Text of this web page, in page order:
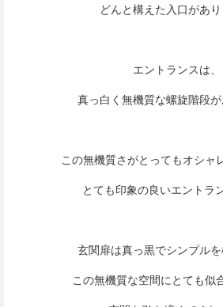
どんと構えた入口があり
エントランスは、
真っ白く無機質な螺旋階段が
この無機質さがとってもオシャ
とても印象の良いエントラ
玄関扉は真っ黒でシンプルを
この無機質な空間にとても似